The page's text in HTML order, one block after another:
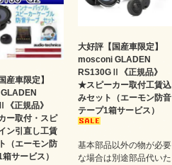
産車限定】
正規品》
ー取付・スピ
ン引直し工賃
（エーモン防
サービス）
大好評【国産車限定】
mosconi GLADEN
RS130GⅡ《正規品》
★スピーカー取付工賃込
みセット（エーモン防音
テープ1箱サービス）
基本部品以外の物が必要
な場合は別途部品代いた